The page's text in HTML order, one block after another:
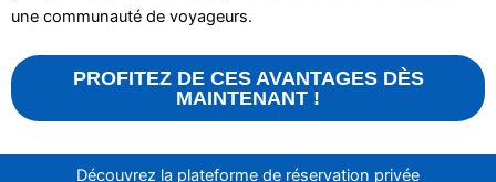
une communauté de voyageurs.
PROFITEZ DE CES AVANTAGES DÈS
MAINTENANT !
Découvrez la plateforme de réservation privée